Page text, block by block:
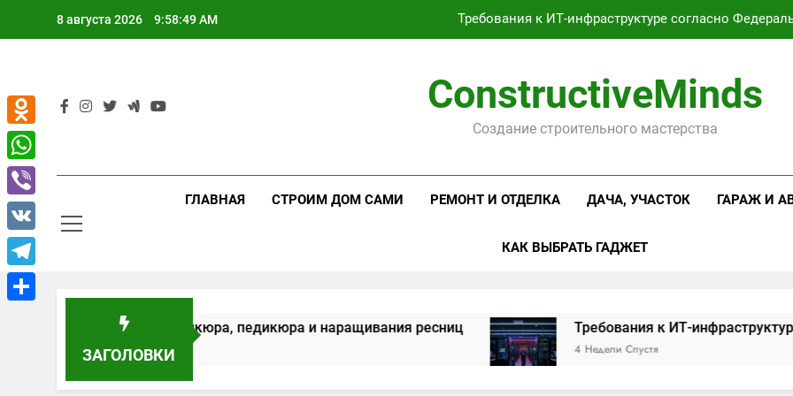
8 августа 2026 9:58:50 AM Требования к ИТ-инфраструктуре согласно
Проектирование и серийное производство светодиодных
Профессиональная косметика и оборудование для
Требования к ИТ-инфраструктуре согласно
Проектирование и серийное производство светодиодных
ConstructiveMinds
Создание строительного мастерства
ГЛАВНАЯ СТРОИМ ДОМ САМИ РЕМОНТ И ОТДЕЛКА ДАЧА, УЧАСТОК ГАРАЖ И
КАК ВЫБРАТЬ ГАДЖЕТ
ЗАГОЛОВКИ
для маникюра, педикюра и наращивания ресниц Требования к ИТ-инфраструктуре
4 Недели Спустя
Odnoklassniki
WhatsApp
Viber
VK
Telegram